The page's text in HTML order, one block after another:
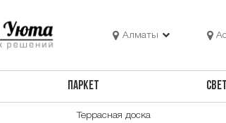
Алматы
ПАРКЕТ СВЕТ
Террасная доска